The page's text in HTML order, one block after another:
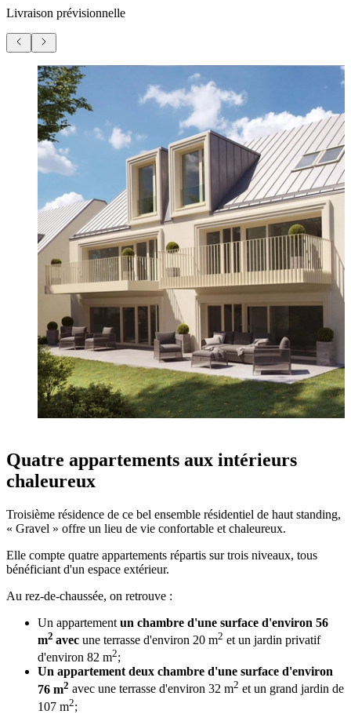
Livraison prévisionnelle
Quatre appartements aux intérieurs
chaleureux
Troisième résidence de ce bel ensemble résidentiel de haut standing,
« Gravel » offre un lieu de vie confortable et chaleureux.
Elle compte quatre appartements répartis sur trois niveaux, tous
bénéficiant d'un espace extérieur.
Au rez-de-chaussée, on retrouve :
Un appartement un chambre d'une surface d'environ 56
m2 avec une terrasse d'environ 20 m2 et un jardin privatif
d'environ 82 m2;
Un appartement deux chambre d'une surface d'environ
76 m2 avec une terrasse d'environ 32 m2 et un grand jardin de
107 m2;